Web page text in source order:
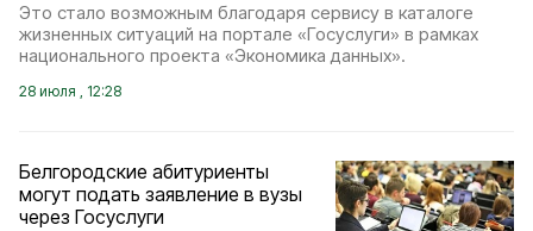
Это стало возможным благодаря сервису в каталоге
жизненных ситуаций на портале «Госуслуги» в рамках
национального проекта «Экономика данных».
28 июля , 12:28
Белгородские абитуриенты
могут подать заявление в вузы
через Госуслуги